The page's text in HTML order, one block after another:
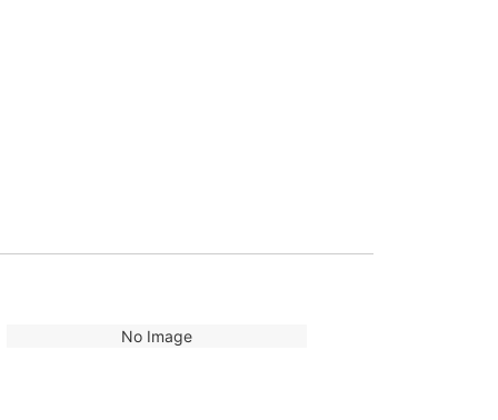
No Image